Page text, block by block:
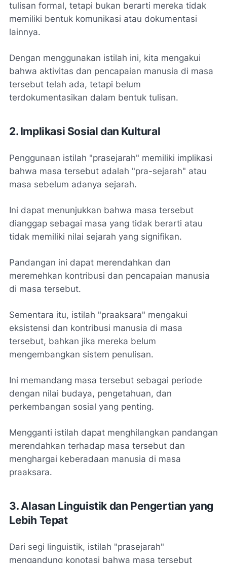
tulisan formal, tetapi bukan berarti mereka tidak
memiliki bentuk komunikasi atau dokumentasi
lainnya.
Dengan menggunakan istilah ini, kita mengakui
bahwa aktivitas dan pencapaian manusia di masa
tersebut telah ada, tetapi belum
terdokumentasikan dalam bentuk tulisan.
2. Implikasi Sosial dan Kultural
Penggunaan istilah "prasejarah" memiliki implikasi
bahwa masa tersebut adalah "pra-sejarah" atau
masa sebelum adanya sejarah.
Ini dapat menunjukkan bahwa masa tersebut
dianggap sebagai masa yang tidak berarti atau
tidak memiliki nilai sejarah yang signifikan.
Pandangan ini dapat merendahkan dan
meremehkan kontribusi dan pencapaian manusia
di masa tersebut.
Sementara itu, istilah "praaksara" mengakui
eksistensi dan kontribusi manusia di masa
tersebut, bahkan jika mereka belum
mengembangkan sistem penulisan.
Ini memandang masa tersebut sebagai periode
dengan nilai budaya, pengetahuan, dan
perkembangan sosial yang penting.
Mengganti istilah dapat menghilangkan pandangan
merendahkan terhadap masa tersebut dan
menghargai keberadaan manusia di masa
praaksara.
3. Alasan Linguistik dan Pengertian yang
Lebih Tepat
Dari segi linguistik, istilah "prasejarah"
mengandung konotasi bahwa masa tersebut